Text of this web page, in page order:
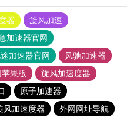
器
旋风加速
加速器官网
加速器官网
风驰加速器
果版
旋风加速度器
原子加速器
风加速度器
外网网址导航